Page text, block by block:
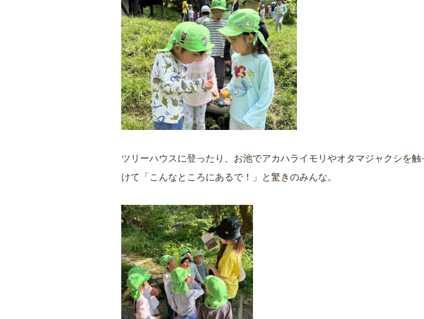
ツリーハウスに登ったり、お池でアカハライモリやオタマジャクシを
けて「こんなところにあるで！」と驚きのみんな。